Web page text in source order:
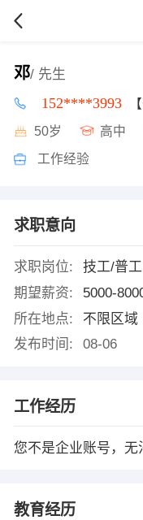
邓/ 先生
152****3993
50岁 高中
工作经验
求职意向
求职岗位:
技工/普工
期望薪资:
5000-
所在地点:
不限区域
发布时间:
08-06
工作经历
您不是企业账号，无
教育经历